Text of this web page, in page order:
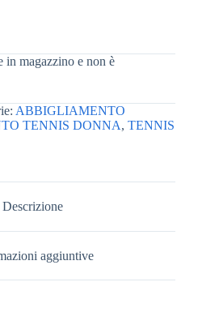
in magazzino e non è
ABBIGLIAMENTO
TENNIS DONNA, TENNIS
Descrizione
aggiuntive